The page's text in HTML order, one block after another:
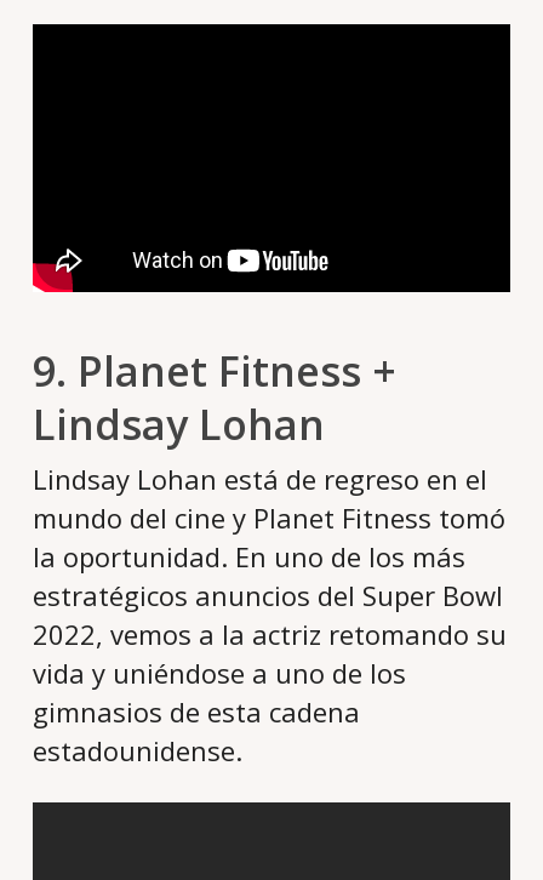
9. Planet Fitness +
Lindsay Lohan
Lindsay Lohan está de regreso en el
mundo del cine y Planet Fitness tomó
la oportunidad. En uno de los más
estratégicos anuncios del Super Bowl
2022, vemos a la actriz retomando su
vida y uniéndose a uno de los
gimnasios de esta cadena
estadounidense.